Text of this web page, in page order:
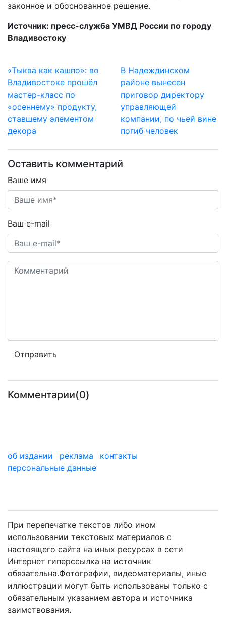
законное и обоснованное решение.
Источник: пресс-служба УМВД России по городу
Владивостоку
«Тыква как кашпо»: во
Владивостоке прошёл
мастер-класс по
«осеннему» продукту,
ставшему элементом
декора
В Надеждинском
районе вынесен
приговор директору
управляющей
компании, по чьей вине
погиб человек
Оставить комментарий
Ваше имя
Ваш e-mail
Комментарии(0)
об издании реклама
контакты
персональные данные
При перепечатке текстов либо ином
использовании текстовых материалов с
настоящего сайта на иных ресурсах в сети
Интернет гиперссылка на источник
обязательна.Фотографии, видеоматериалы, иные
иллюстрации могут быть использованы только с
обязательным указанием автора и источника
заимствования.